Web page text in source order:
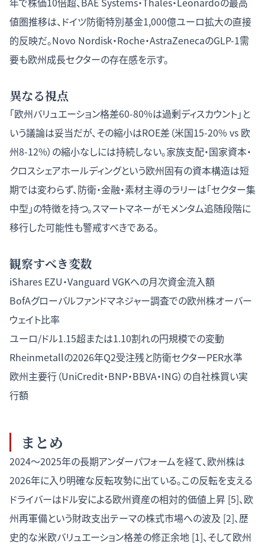
値圏推移は、ドイツ防衛特別基金1,000億ユーロ拡大の直接
的反映だ。Novo Nordisk・Roche・AstraZenecaのGLP-1需
要も欧州成長セクターの存在感を示す。
異なる視点
「欧州バリュエーション格差60-80%は過剰ディスカウント」と
いう議論は妥当だが、その縮小はROE差（米国15-20% vs 欧
州8-12%）の縮小なしには持続しない。家族支配・国家資本・
クロスシェアホールディングという欧州固有の資本構造は短
期では変わらず、防衛・金融・素材主導のラリーは「セクター集
中型」の特徴を持つ。スマートマネーがモメンタム追随段階に
移行した可能性も警戒すべきである。
観察すべき変数
iShares EZU・Vanguard VGKへの月次資金流入額
BofAグローバルファンドマネジャー調査での欧州株オーバー
ウェイト比率
ユーロ/ドル1.15超または1.10割れの円規模での変動
Rheinmetallの2026年Q2受注残と防衛セクターPER水準
欧州主要行（UniCredit・BNP・BBVA・ING）の自社株買い実
行額
まとめ
2024〜2025年の長期アンダーパフォームを経て、欧州株は
2026年に入り明確な反転攻勢に出ている。この反転を支える
ドライバーはドル安による欧州資産の相対的価値上昇 [5]、欧
州再軍備という財政支出テーマの株式市場への波及 [2]、歴
史的な米欧バリュエーション格差の修正余地 [1]、そして欧州